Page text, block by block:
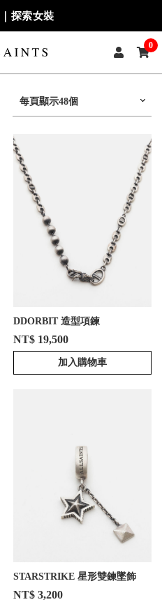
探索女裝
0
每頁顯示48個
DDORBIT 造型項鍊
NT$ 19,500
加入購物車
STARSTRIKE 星形雙鍊墜飾
NT$ 3,200